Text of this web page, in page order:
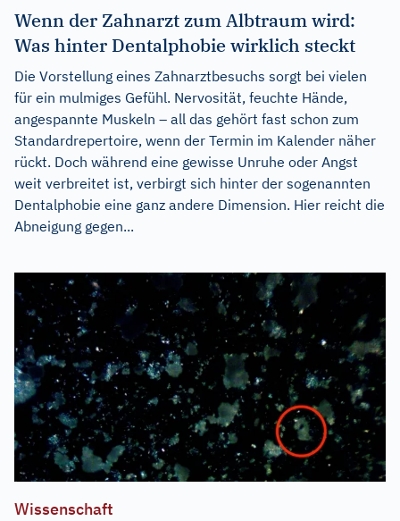
Wenn der Zahnarzt zum Albtraum wird:
Was hinter Dentalphobie wirklich steckt
Die Vorstellung eines Zahnarztbesuchs sorgt bei vielen
für ein mulmiges Gefühl. Nervosität, feuchte Hände,
angespannte Muskeln – all das gehört fast schon zum
Standardrepertoire, wenn der Termin im Kalender näher
rückt. Doch während eine gewisse Unruhe oder Angst
weit verbreitet ist, verbirgt sich hinter der sogenannten
Dentalphobie eine ganz andere Dimension. Hier reicht die
Abneigung gegen...
Wissenschaft